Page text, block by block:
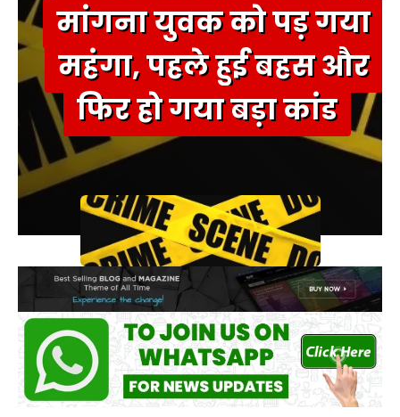
मांगना युवक को पड़ गया
महंगा, पहले हुई बहस और
फिर हो गया बड़ा कांड